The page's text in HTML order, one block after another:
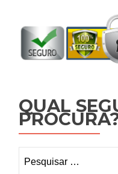
QUAL
por: